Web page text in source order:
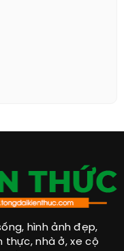
hình ảnh đẹp,
nhà ở, xe cộ